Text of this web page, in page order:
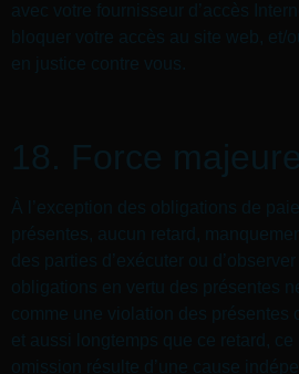
avec votre fournisseur d’accès
bloquer votre accès au site web, et/
en justice contre vous.
18. Force majeure
À l’exception des obligations de
présentes, aucun retard,
des parties d’exécuter ou d’observer
obligations en vertu des présentes
comme une violation des présentes
et aussi longtemps que ce retard,
omission résulte d’une cause